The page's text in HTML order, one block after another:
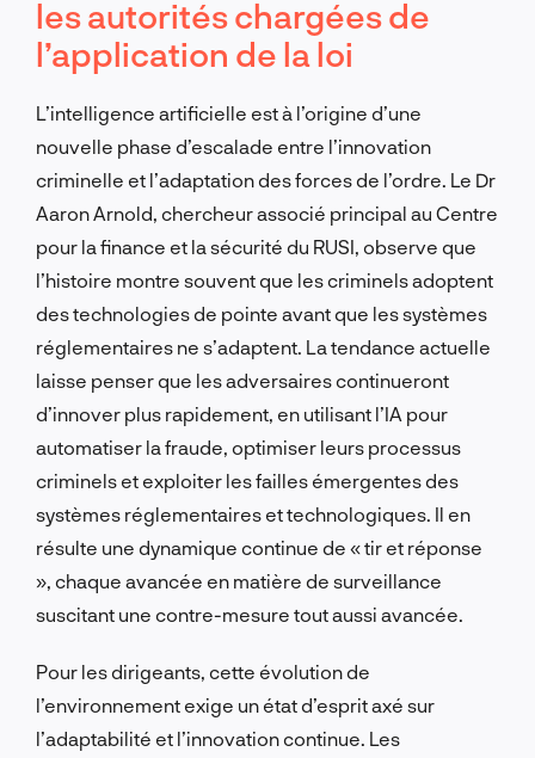
les autorités chargées de
l’application de la loi
L’intelligence artificielle est à l’origine d’une
nouvelle phase d’escalade entre l’innovation
criminelle et l’adaptation des forces de l’ordre. Le Dr
Aaron Arnold, chercheur associé principal au Centre
pour la finance et la sécurité du RUSI, observe que
l’histoire montre souvent que les criminels adoptent
des technologies de pointe avant que les systèmes
réglementaires ne s’adaptent. La tendance actuelle
laisse penser que les adversaires continueront
d’innover plus rapidement, en utilisant l’IA pour
automatiser la fraude, optimiser leurs processus
criminels et exploiter les failles émergentes des
systèmes réglementaires et technologiques. Il en
résulte une dynamique continue de « tir et réponse
», chaque avancée en matière de surveillance
suscitant une contre-mesure tout aussi avancée.
Pour les dirigeants, cette évolution de
l’environnement exige un état d’esprit axé sur
l’adaptabilité et l’innovation continue. Les